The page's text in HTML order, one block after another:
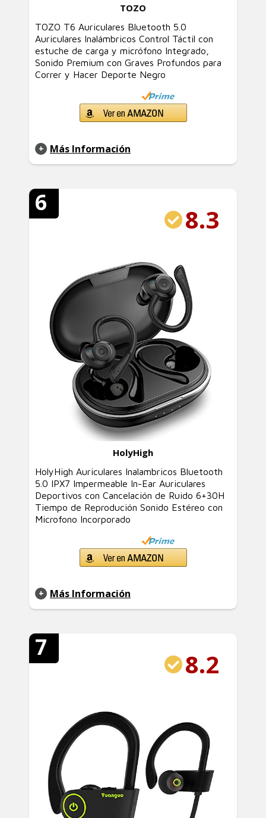
TOZO
TOZO T6 Auriculares Bluetooth 5.0
Auriculares Inalámbricos Control Táctil con
estuche de carga y micrófono Integrado,
Sonido Premium con Graves Profundos para
Correr y Hacer Deporte Negro
Más Información
6
8.3
HolyHigh
HolyHigh Auriculares Inalambricos Bluetooth
5.0 IPX7 Impermeable In-Ear Auriculares
Deportivos con Cancelación de Ruido 6+30H
Tiempo de Reprodución Sonido Estéreo con
Microfono Incorporado
Más Información
7
8.2